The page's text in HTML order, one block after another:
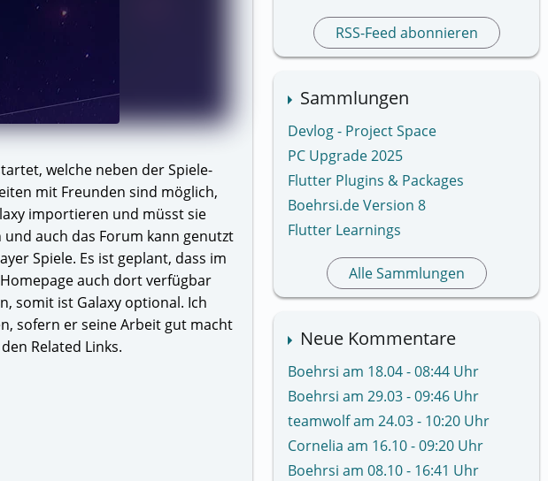
RSS-Feed abonnieren
Sammlungen
Devlog - Project Space
PC Upgrade 2025
Flutter Plugins & Packages
Boehrsi.de Version 8
Flutter Learnings
Alle Sammlungen
Neue Kommentare
Boehrsi am 18.04 - 08:44 Uhr
Boehrsi am 29.03 - 09:46 Uhr
teamwolf am 24.03 - 10:20 Uhr
Cornelia am 16.10 - 09:20 Uhr
Boehrsi am 08.10 - 16:41 Uhr
welche neben der Spiele-
mit Freunden sind möglich,
importieren und müsst sie
auch das Forum kann genutzt
Spiele. Es ist geplant, dass im
auch dort verfügbar
somit ist Galaxy optional. Ich
sofern er seine Arbeit gut macht
Related Links.